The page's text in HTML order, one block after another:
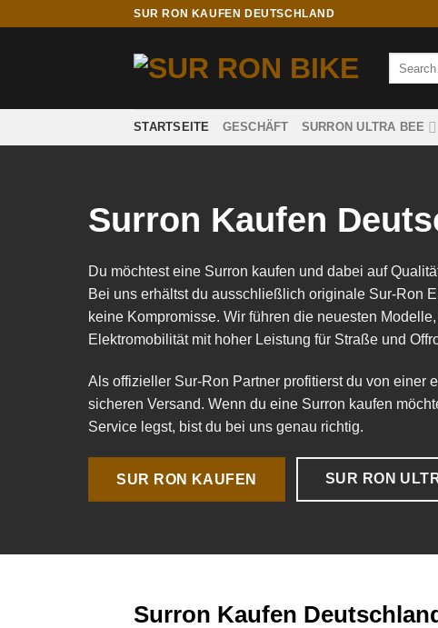
SUR RON KAUFEN DEUTSCHLAND
STARTSEITE GESCHÄFT SURRON ULTRA BEE
Surron Kaufen
Du möchtest eine Surron kaufen und dabei auf
Bei uns erhältst du ausschließlich originale Sur-Ron
keine Kompromisse. Wir führen die neuesten
Elektromobilität mit hoher Leistung für Straße und
Als offizieller Sur-Ron Partner profitierst du von einer
sicheren Versand. Wenn du eine Surron kaufen
Service legst, bist du bei uns genau richtig.
SUR RON KAUFEN SUR RON
Surron Kaufen